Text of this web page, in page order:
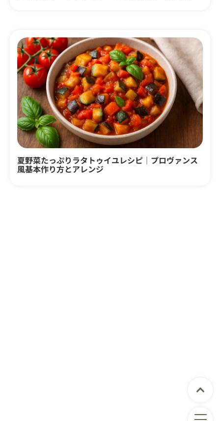
夏野菜たっぷりラタトゥイユレシピ｜プロヴァンス
風基本作り方とアレンジ